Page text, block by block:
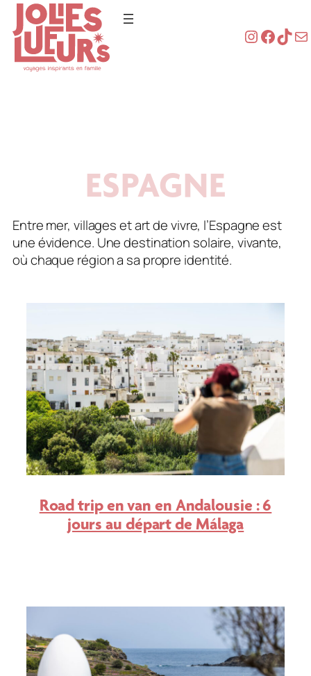
ESPAGNE
Entre mer, villages et art de vivre, l’Espagne est
une évidence. Une destination solaire, vivante,
où chaque région a sa propre identité.
Road trip en van en Andalousie : 6
jours au départ de Málaga